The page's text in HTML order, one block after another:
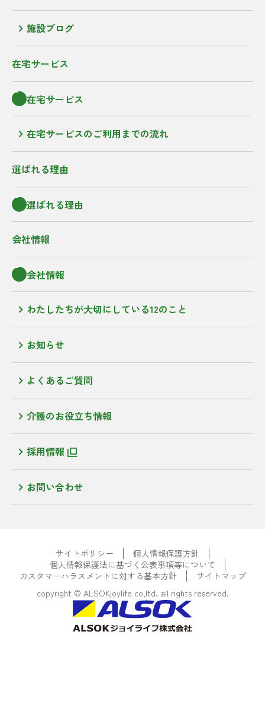
施設ブログ
在宅サービス
在宅サービス
在宅サービスのご利用までの流れ
選ばれる理由
選ばれる理由
会社情報
会社情報
わたしたちが大切にしている12のこと
お知らせ
よくあるご質問
介護のお役立ち情報
採用情報
お問い合わせ
サイトポリシー
個人情報保護方針
個人情報保護法に基づく公表事項等について
カスタマーハラスメントに対する基本方針
サイトマップ
copyright © ALSOKjoylife co,ltd. all rights reserved.